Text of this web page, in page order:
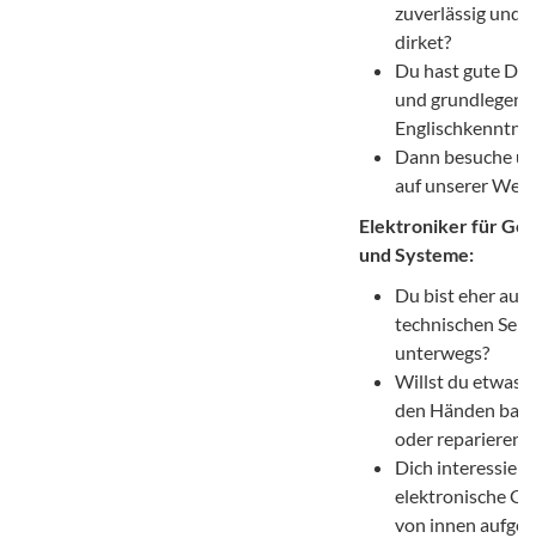
zuverlässig und
dirket?
Du hast gute
und
Dann besuche
auf unserer
Elektroniker für
und Systeme:
Du bist eher auf
technischen
unterwegs?
Willst du etwas
den Händen
oder reparieren?
Dich
elektronische
von innen